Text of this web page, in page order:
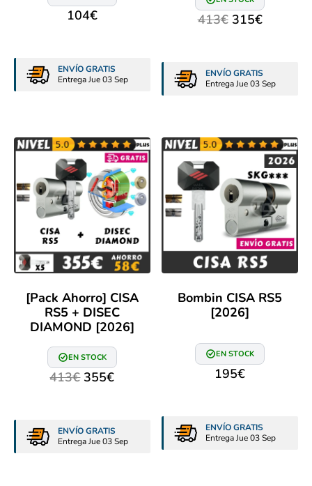
104€
ENVÍO GRATIS
Entrega Jue 03 Sep
413€ 315€
ENVÍO GRATIS
Entrega Jue 03 Sep
[Pack Ahorro] CISA
RS5 + DISEC
DIAMOND [2026]
EN STOCK
413€ 355€
ENVÍO GRATIS
Entrega Jue 03 Sep
Bombin CISA RS5
[2026]
EN STOCK
195€
ENVÍO GRATIS
Entrega Jue 03 Sep